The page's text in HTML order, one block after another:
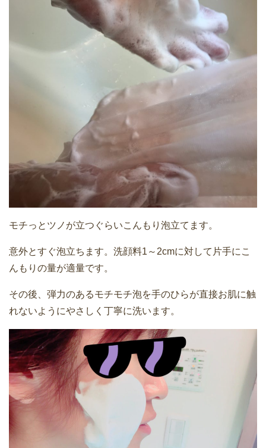
モチっとツノが立つぐらいこんもり泡立てます。
意外とすぐ泡立ちます。洗顔料1～2cmに対して片手にこ
んもりの量が適量です。
その後、弾力のあるモチモチ泡を手のひらが直接お肌に触
れないようにやさしく丁寧に洗います。